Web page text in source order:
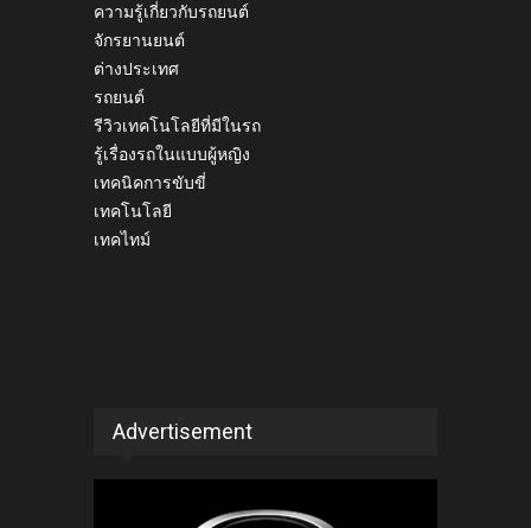
ความรู้เกี่ยวกับรถยนต์
จักรยานยนต์
ต่างประเทศ
รถยนต์
รีวิวเทคโนโลยีที่มีในรถ
รู้เรื่องรถในแบบผู้หญิง
เทคนิคการขับขี่
เทคโนโลยี
เทคไทม์
Advertisement